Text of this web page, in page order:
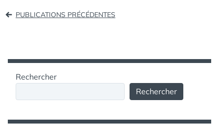
2011
Navigation
PUBLICATIONS PRÉCÉDENTES
Rechercher
Rechercher